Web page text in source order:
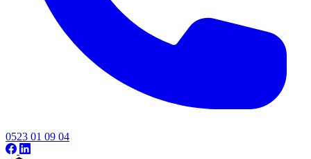
0523 01 09 04